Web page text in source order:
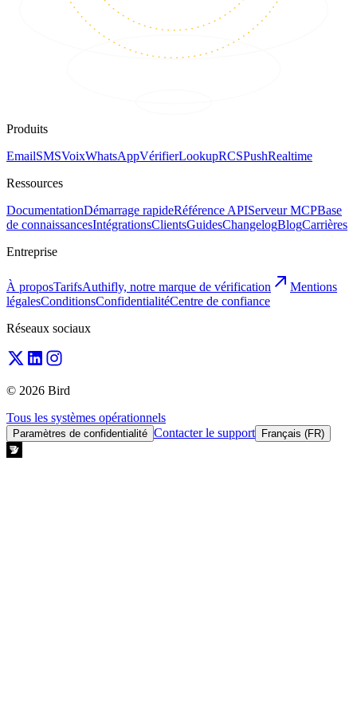
Produits
EmailSMSVoixWhatsAppVérifierLookupRCSPushRealtime
Ressources
DocumentationDémarrage rapideRéférence APIServeur MCPBase
de connaissancesIntégrationsClientsGuidesChangelogBlogCarrières
Entreprise
À proposTarifsAuthifly, notre marque de vérification
Mentions
légalesConditionsConfidentialitéCentre de confiance
Réseaux sociaux
© 2026 Bird
Tous les systèmes opérationnels
Paramètres de confidentialité Contacter le support Français (FR)